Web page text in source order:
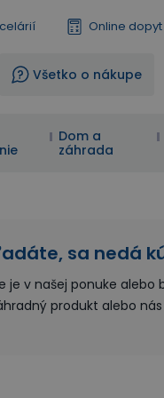
Online dopyt
? Všetko o nákupe
Dom a
záhrada
sa nedá
je v našej ponuke alebo
produkt alebo